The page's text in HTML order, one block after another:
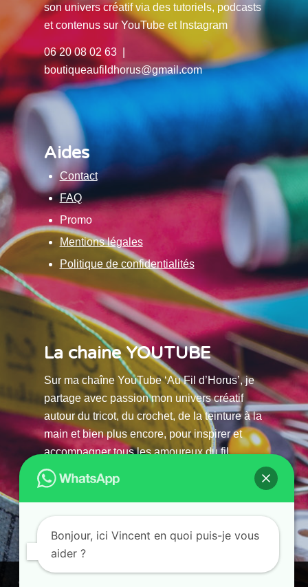
son univers créatif via des tutoriels, podcasts
et contenus sur YouTube et Instagram
06 20 08 02 63 |
boutiqueaufildhorus@gmail.com
Aides
Contact
FAQ
Promo
Mentions légales
Politique de confidentialités
La chaine YOUTUBE
Sur ma chaîne YouTube ‘Au Fil d’Horus’, je
partage avec passion mon univers créatif
autour du tricot, du crochet, de la teinture à la
main et bien plus encore, pour inspirer et
accompagner tous les amoureux du fil.
© 2025 AU FILS D’HORUS| All Rights Reserved |
Ce site utilise des cookies. En continuant à parcourir ce site, vous
Bonjour, ici Vincent en quoi puis-je vous
aider ?